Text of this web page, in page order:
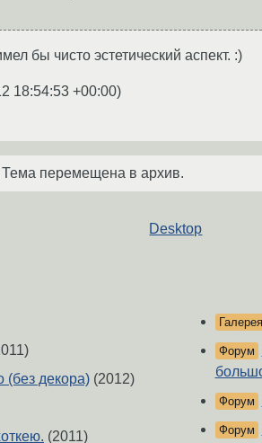
бы чисто эстетический аспект. :)
18:54:53 +00:00)
Тема перемещена в архив.
Desktop
(без декора) (2012)
(2011)
Галерея
Форум
Форум
Форум